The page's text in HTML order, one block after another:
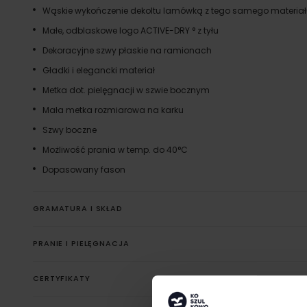
Wąskie wykończenie dekoltu lamówką z tego samego
Małe, odblaskowe logo ACTIVE-DRY ° z tyłu
Dekoracyjne szwy płaskie na ramionach
Gładki i elegancki materiał
Metka dot. pielęgnacji w szwie bocznym
Mała metka rozmiarowa na karku
Szwy boczne
Możliwość prania w temp. do 40°C
Dopasowany fason
GRAMATURA I SKŁAD
PRANIE I PIELĘGNACJA
CERTYFIKATY